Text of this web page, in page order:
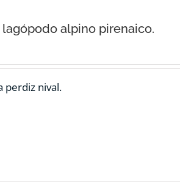
alpino pirenaico.
perdiz nival.